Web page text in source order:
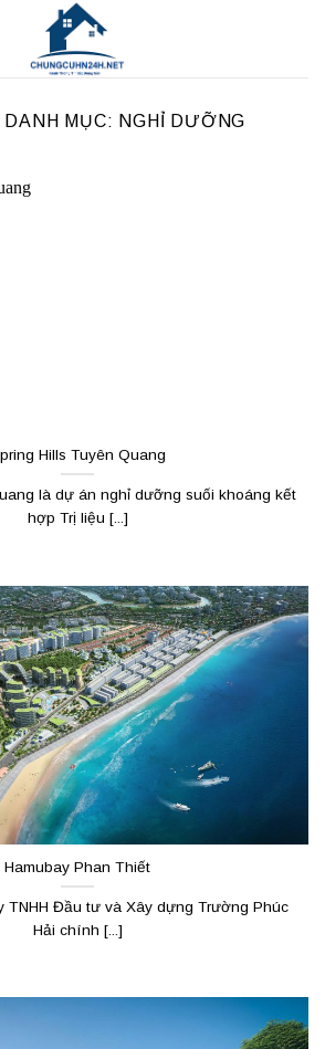
MỤC: NGHỈ DƯỠNG
Hills Tuyên Quang
là dự án nghỉ dưỡng suối khoáng kết
hợp Trị liệu [...]
Hamubay Phan Thiết
TNHH Đầu tư và Xây dựng Trường Phúc
Hải chính [...]